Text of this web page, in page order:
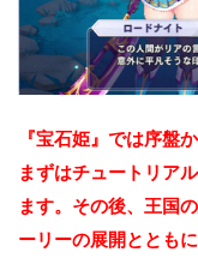
『宝石姫』では序盤
まずはチュートリア
ます。その後、王国
ーリーの展開ととも